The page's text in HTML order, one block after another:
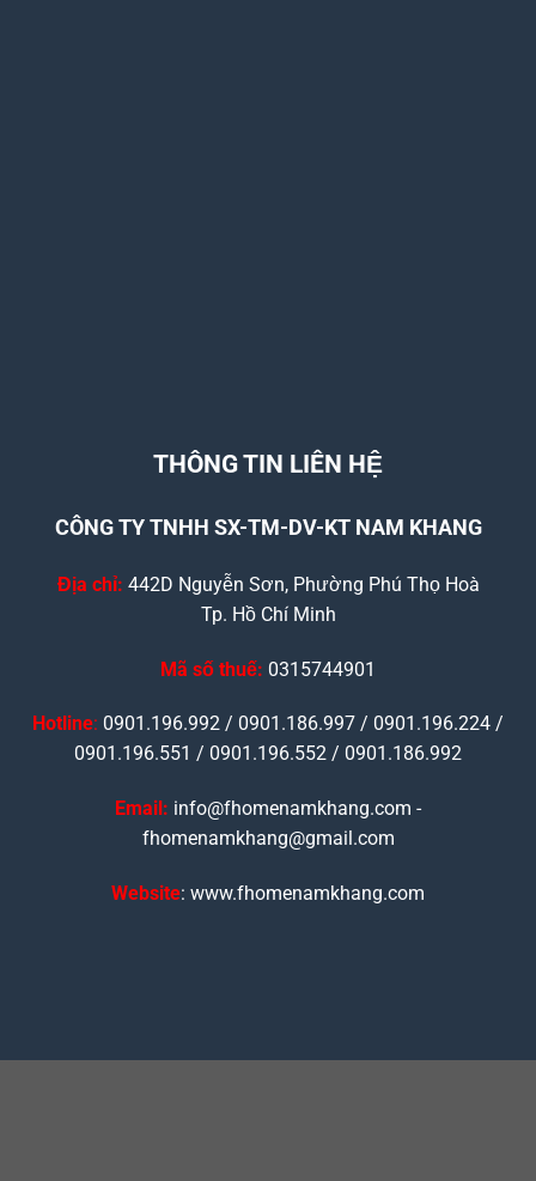
THÔNG TIN LIÊN HỆ
CÔNG TY TNHH SX-TM-DV-KT NAM KHANG
Địa chỉ: 442D Nguyễn Sơn, Phường Phú Thọ Hoà
Tp. Hồ Chí Minh
Mã số thuế: 0315744901
Hotline: 0901.196.992 / 0901.186.997 / 0901.196.224 /
0901.196.551 / 0901.196.552 / 0901.186.992
Email: info@fhomenamkhang.com -
fhomenamkhang@gmail.com
Website: www.fhomenamkhang.com